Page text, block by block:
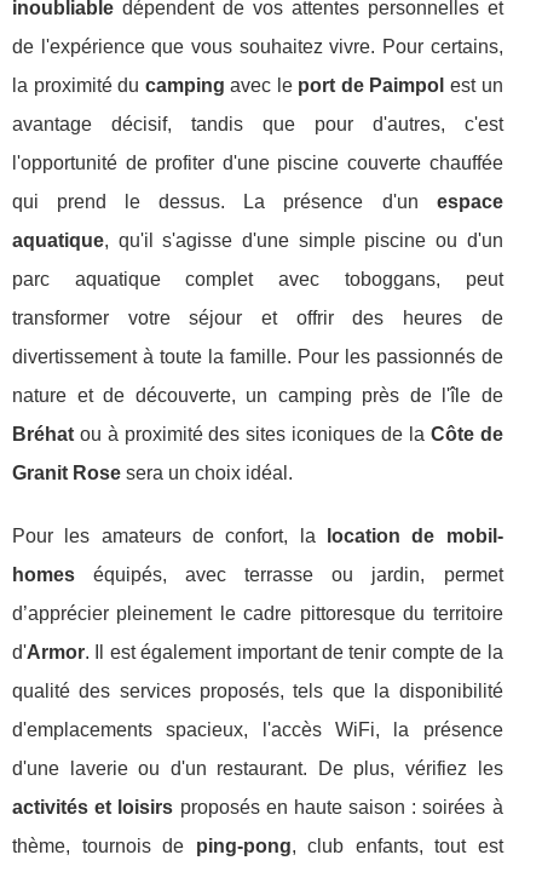
inoubliable dépendent de vos attentes personnelles et
de l'expérience que vous souhaitez vivre. Pour certains,
la proximité du camping avec le port de Paimpol est un
avantage décisif, tandis que pour d'autres, c'est
l'opportunité de profiter d'une piscine couverte chauffée
qui prend le dessus. La présence d'un espace
aquatique, qu'il s'agisse d'une simple piscine ou d'un
parc aquatique complet avec toboggans, peut
transformer votre séjour et offrir des heures de
divertissement à toute la famille. Pour les passionnés de
nature et de découverte, un camping près de l'île de
Bréhat ou à proximité des sites iconiques de la Côte de
Granit Rose sera un choix idéal.
Pour les amateurs de confort, la
location de mobil-
homes équipés, avec terrasse ou jardin, permet
d’apprécier pleinement le cadre pittoresque du territoire
d'Armor. Il est également important de tenir compte de la
qualité des services proposés, tels que la disponibilité
d'emplacements spacieux, l'accès WiFi, la présence
d'une laverie ou d'un restaurant. De plus, vérifiez les
activités et loisirs proposés en haute saison : soirées à
thème, tournois de ping-pong, club enfants, tout est